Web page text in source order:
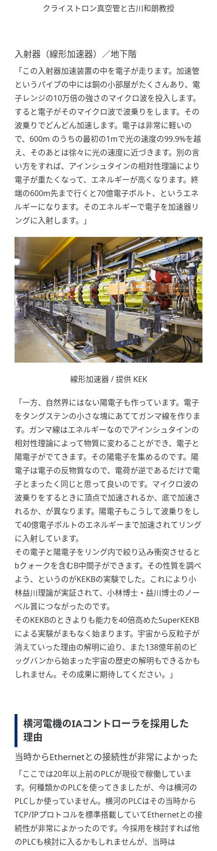
クライストロン真空管と古川和朗教授
入射器（線形加速器）／地下階
「この入射器加速装置の中を電子が走ります。加速管
というパイプの中には銅の小部屋がたくさんあり、電
子レンジの10万倍の強さのマイクロ波を投入します。
すると電子がそのマイクロ波で波乗りをします。その
波乗りでどんどん加速します。電子は非常に軽いの
で、600m のうちの最初の1mで光の速度の99.9%を越
え、そのあとは徐々に光の速度に近づきます。別の言
い方をすれば、アインシュタインの相対性理論により
電子が重たくなって、エネルギーが高くなります。終
端の600m先まで行くと70億電子ボルト、というエネ
ルギーになります。そのエネルギーで電子を加速器リ
ングに入射します。」
線形加速器 / 提供 KEK
「一方、自然界にはない陽電子も作っています。電子
をタングステンの小さな塊にあててガンマ線を作りま
す。ガンマ線はエネルギーなのでアインシュタインの
相対性理論によって物質に変わることができ、電子と
陽電子がでてきます。その陽電子を集めるのです。陽
電子は電子の反物質なので、電荷が逆であるだけで電
子とまったく同じと思って良いのです。マイクロ波の
波乗りをするときに頂点で加速されるか、底で加速さ
れるか、が異なります。陽電子もこうして波乗りをし
て40億電子ボルトのエネルギーまで加速されてリング
に入射しています。
その電子と陽電子をリング内で絞り込み衝突させると
bクォークを含むB中間子ができます。その性質を調べ
よう、というのがKEKBの実験でした。これにより小
林益川理論が実証されて、小林博士・益川博士のノー
ベル賞につながったのです。
そのKEKBのときよりも能力を40倍高めたSuperKEKB
による実験がまもなく始まります。宇宙から反粒子が
消えていった理由の解明に迫り、また138億年前のビ
ッグバンから始まった宇宙の歴史の解明もできるかも
しれません。その成果に期待してください。」
横河電機のIAコントローラを採用した
理由
当時からEthernetとの接続性が非常によかった
「ここでは20年以上前のPLCが現役で稼働していま
す。何種類かのPLCを使ってきましたが、今は横河の
PLCしか使っていません。横河のPLCはその当時から
TCP/IPプロトコルを標準搭載していてEthernetとの接
続性が非常によかったのです。今採用を検討すれば他
のPLCも検討に入るかもしれませんが、当時は